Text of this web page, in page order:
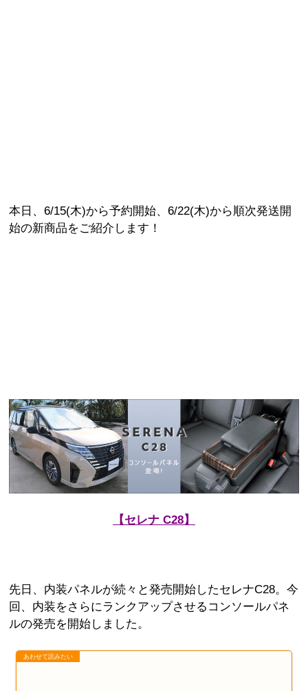
本日、6/15(木)から予約開始、6/22(木)から順次発送開
始の新商品をご紹介します！
【セレナ C28】
先日、内装パネルが続々と発売開始したセレナC28。今
回、内装をさらにランクアップさせるコンソールパネ
ルの発売を開始しました。